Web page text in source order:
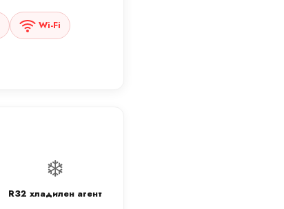
Wi-Fi
❄️
R32 хладилен агент